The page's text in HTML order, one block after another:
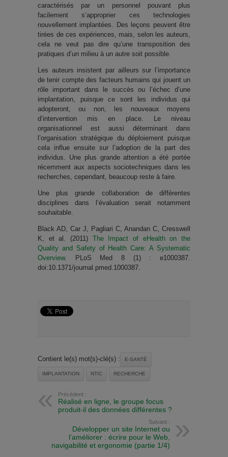
caractérisés par un personnel pouvant plus
facilement s’approprier ces technologies
nouvellement implantées. Des leçons peuvent être
tirées de ces expériences, mais, selon les auteurs,
cela ne veut pas dire qu’une transposition des
pratiques d’un milieu à un autre soit possible.
Les auteurs insistent par ailleurs sur l’importance
de tenir compte des facteurs humains qui jouent un
rôle important dans le succès ou l’échec d’une
implantation, puisque ce sont les individus qui
adopteront, ou non, les nouveaux moyens
d’intervention mis en place. Le niveau
organisationnel est aussi déterminant dans
l’organisation stratégique du déploiement puisque
cela influe ensuite sur l’adoption de la part des
individus. Une plus grande attention a été portée
récemment aux aspects sociotechniques dans les
recherches, cependant, beaucoup reste à faire.
Une plus grande collaboration de différentes
disciplines dans l’évaluation serait notamment
souhaitable.
Black AD, Car J, Pagliari C, Anandan C, Cresswell
K, et al. (2011) The Impact of eHealth on the
Quality and Safety of Health Care: A Systematic
Overview. PLoS Med 8 (1) : e1000387.
doi:10.1371/journal.pmed.1000387.
Contient le(s) mot(s)-clé(s) : E-SANTÉ
IMPLANTATION NTIC RECHERCHE
Précédent :
Réalisé en ligne, le groupe focus
produit-il des données différentes ?
Suivant :
Développer un site Internet ou
l’améliorer : écrire pour le Web,
navigabilité et ergonomie (partie 1/4)